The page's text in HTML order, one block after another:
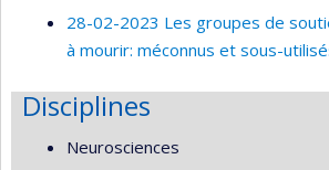
28-02-2023 Les groupes de
à mourir: méconnus et sous-
Disciplines
Neurosciences